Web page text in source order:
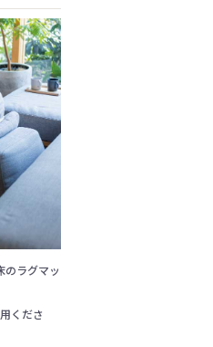
のラグマッ
くださ